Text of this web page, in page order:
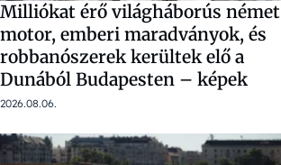
Milliókat érő világháborús német
motor, emberi maradványok, és
robbanószerek kerültek elő a
Dunából Budapesten – képek
2026.08.06.